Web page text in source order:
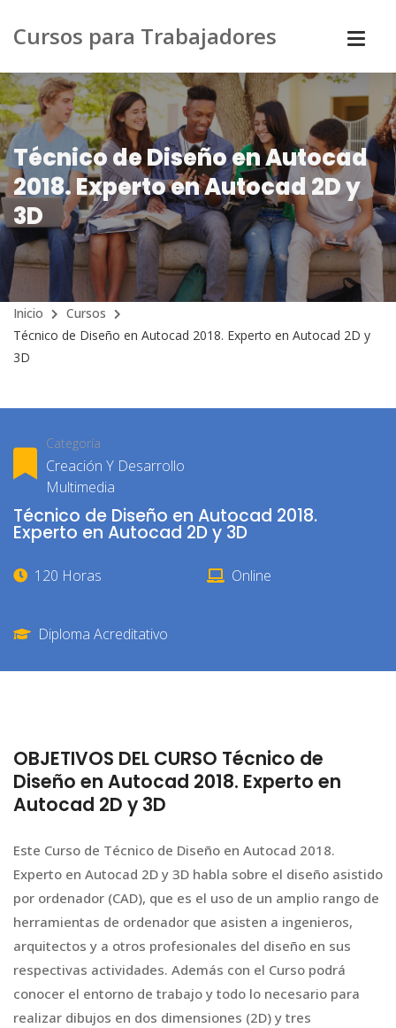
Cursos para Trabajadores
Técnico de Diseño en Autocad
2018. Experto en Autocad 2D y
3D
Inicio
Cursos
Técnico de Diseño en Autocad 2018. Experto en Autocad 2D y
3D
Categoría
Creación Y Desarrollo
Multimedia
Técnico de Diseño en Autocad 2018.
Experto en Autocad 2D y 3D
120 Horas Online
Diploma Acreditativo
OBJETIVOS DEL CURSO Técnico de
Diseño en Autocad 2018. Experto en
Autocad 2D y 3D
Este Curso de Técnico de Diseño en Autocad 2018.
Experto en Autocad 2D y 3D habla sobre el diseño asistido
por ordenador (CAD), que es el uso de un amplio rango de
herramientas de ordenador que asisten a ingenieros,
arquitectos y a otros profesionales del diseño en sus
respectivas actividades. Además con el Curso podrá
conocer el entorno de trabajo y todo lo necesario para
realizar dibujos en dos dimensiones (2D) y tres